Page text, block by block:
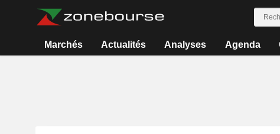
Marchés Actualités Analyses Agenda